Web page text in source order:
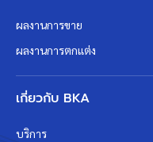
ผลงานการขาย
ผลงานการตกแต่ง
เกี่ยวกับ BKA
บริการ